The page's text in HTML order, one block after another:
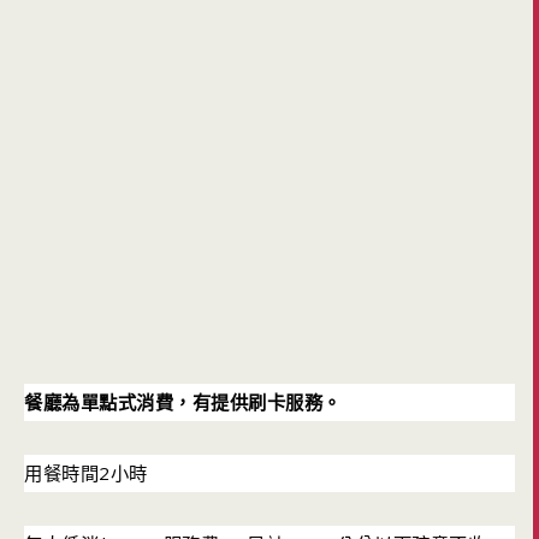
餐廳為單點式消費，有提供刷卡服務。
用餐時間2小時